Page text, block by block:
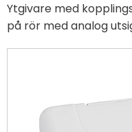
Ytgivare med
på rör med analog